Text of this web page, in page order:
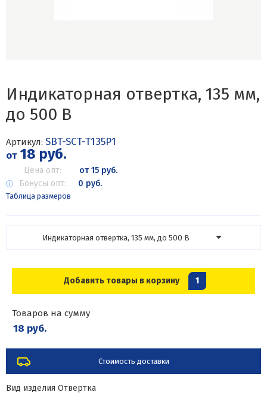
Индикаторная отвертка, 135 мм,
до 500 В
Артикул: SBT-SCT-T135P1
от18 руб.
Цена опт:
от 15 руб.
Бонусы опт:
0 руб.
Таблица размеров
Индикаторная отвертка, 135 мм, до 500 В
Добавить товары в корзину 1
Товаров на сумму
18 руб.
Стоимость доставки
Вид изделия Отвертка